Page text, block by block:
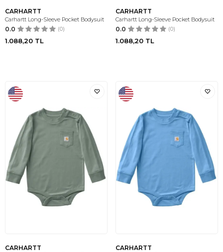
CARHARTT
Carhartt Long-Sleeve Pocket Bodysuit
0.0 (0)
1.088,20 TL
CARHARTT
Carhartt Long-Sleeve Pocket Bodysuit
0.0 (0)
1.088,20 TL
CARHARTT CARHARTT